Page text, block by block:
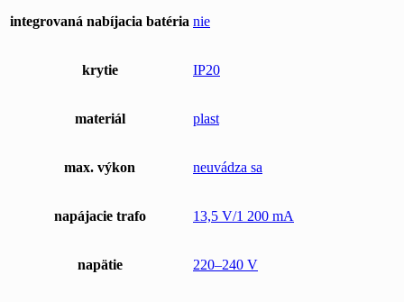
integrovaná nabíjacia batéria nie
krytie IP20
materiál plast
max. výkon neuvádza sa
napájacie trafo 13,5 V/1 200 mA
napätie 220–240 V